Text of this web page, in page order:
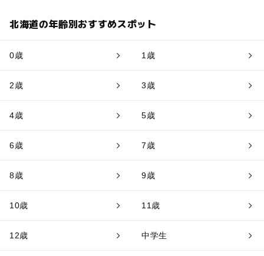
北海道の年齢別おすすめスポット
0歳 1歳
2歳 3歳
4歳 5歳
6歳 7歳
8歳 9歳
10歳 11歳
12歳 中学生